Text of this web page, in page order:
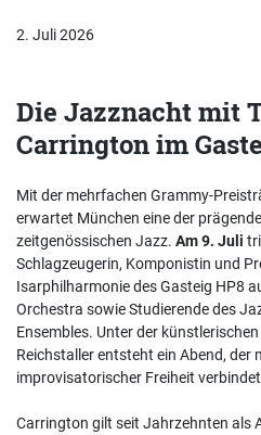
2. Juli 2026
Die Jazznacht mit
Carrington im
Mit der mehrfachen Grammy-
erwartet München eine der
zeitgenössischen Jazz. Am 9. Juli
Schlagzeugerin, Komponistin und
Isarphilharmonie des Gasteig HP8
Orchestra sowie Studierende des
Ensembles. Unter der
Reichstaller entsteht ein Abend, der
improvisatorischer Freiheit
Carrington gilt seit Jahrzehnten als